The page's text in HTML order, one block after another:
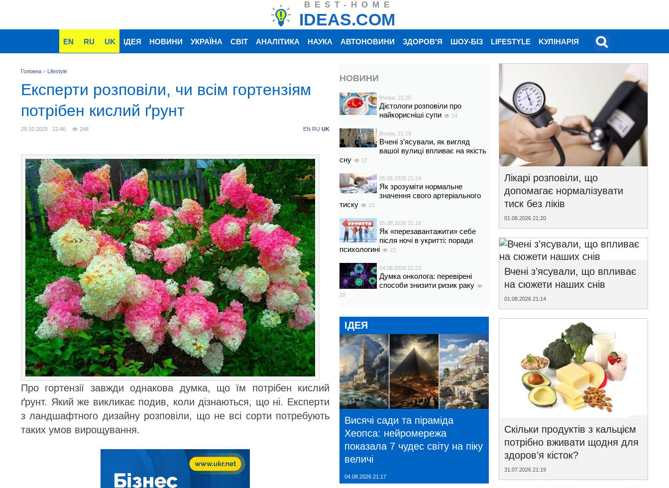
BEST-HOME
IDEAS.COM
EN RU UK ІДЕЯ НОВИНИ УКРАЇНА СВІТ АНАЛІТИКА НАУКА АВТОНОВИНИ ЗДОРОВ'Я ШОУ-БІЗ LIFESTYLE KУЛІНАРІЯ
Головна > Lifestyle
Експерти розповіли, чи всім гортензіям
потрібен кислий ґрунт
29.10.2025 22:40 248 EN RU UK
Про гортензії завжди однакова думка, що їм потрібен кислий
ґрунт. Який же викликає подив, коли дізнаються, що ні. Експерти
з ландшафтного дизайну розповіли, що не всі сорти потребують
таких умов вирощування.
НОВИНИ
Вчора, 21:25
Дієтологи розповіли про
найкорисніші супи
14
Вчора, 21:19
Вчені з’ясували, як вигляд
вашої вулиці впливає на якість
сну
17
05.08.2026 21:24
Як зрозуміти нормальне
значення свого артеріального
тиску
23
05.08.2026 21:18
Як «перезавантажити» себе
після ночі в укритті: поради
психологині
23
04.08.2026 21:23
Думка онколога: перевірені
способи знизити ризик раку
28
ІДЕЯ
Висячі сади та піраміда
Хеопса: нейромережа
показала 7 чудес світу на піку
величі
04.08.2026 21:17
Лікарі розповіли, що
допомагає нормалізувати
тиск без ліків
01.08.2026 21:20
Вчені з’ясували, що впливає
на сюжети наших снів
01.08.2026 21:14
Скільки продуктів з кальцієм
потрібно вживати щодня для
здоров’я кісток?
31.07.2026 21:19